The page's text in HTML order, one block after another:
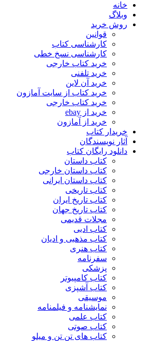
خانه
وبلاگ
روش خرید
قوانین
کارشناسی کتاب
کارشناسی نسخ خطی
خرید کتاب خارجی
خرید تلفنی
خرید آن لاین
خرید کتاب از سایت آمازون
خرید کتاب خارجی
خرید از ebay
خرید از آمازون
خریدار کتاب
آثار نویسندگان
دانلود رایگان کتاب
کتاب داستان
کتاب داستان خارجی
کتاب داستان ایرانی
کتاب تاریخی
کتاب تاریخ ایران
کتاب تاریخ جهان
مجلات قدیمی
کتاب ادبی
کتاب مذهبی و ادیان
کتاب هنری
سفرنامه
پزشکی
کتاب کامپیوتر
کتاب آشپزی
موسیقی
نمایشنامه و فیلمنامه
کتاب علمی
کتاب صوتی
کتاب های تن تن و میلو